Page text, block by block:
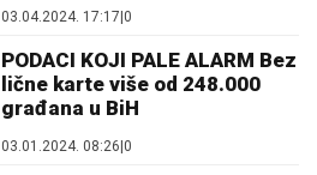
03.04.2024. 17:17|0
PODACI KOJI PALE ALARM Bez
lične karte više od 248.000
građana u BiH
03.01.2024. 08:26|0